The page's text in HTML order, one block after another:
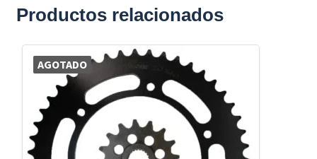
Productos relacionados
AGOTADO